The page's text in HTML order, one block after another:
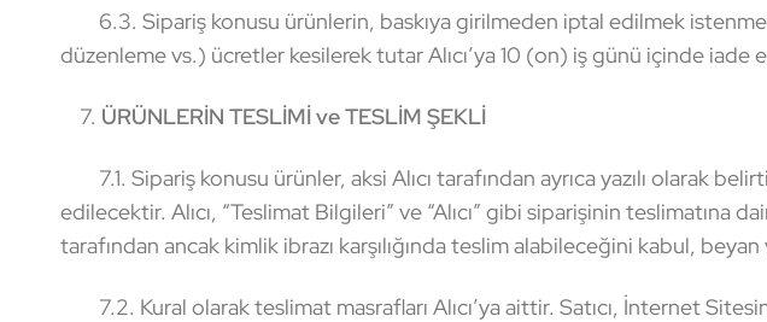
6.3. Sipariş konusu ürünlerin, baskıya girilmeden iptal edilmek
düzenleme vs.) ücretler kesilerek tutar Alıcı’ya 10 (on) iş günü içinde iade
7. ÜRÜNLERİN TESLİMİ ve TESLİM ŞEKLİ
7.1. Sipariş konusu ürünler, aksi Alıcı tarafından ayrıca yazılı olarak
edilecektir. Alıcı, “Teslimat Bilgileri” ve “Alıcı” gibi siparişinin
tarafından ancak kimlik ibrazı karşılığında teslim alabileceğini kabul,
7.2. Kural olarak teslimat masrafları Alıcı’ya aittir. Satıcı, İnternet